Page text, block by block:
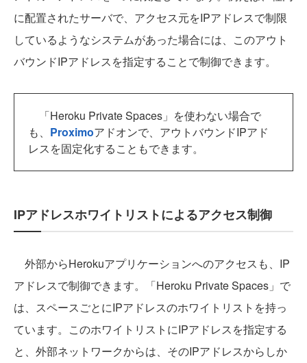
に配置されたサーバで、アクセス元をIPアドレスで制限
しているようなシステムがあった場合には、このアウト
バウンドIPアドレスを指定することで制御できます。
「Heroku Private Spaces」を使わない場合で
も、 Proximoアドオンで、アウトバウンドIPアド
レスを固定化することもできます。
IPアドレスホワイトリストによるアクセス制御
外部からHerokuアプリケーションへのアクセスも、IP
アドレスで制御できます。「Heroku Private Spaces」で
は、スペースごとにIPアドレスのホワイトリストを持っ
ています。このホワイトリストにIPアドレスを指定する
と、外部ネットワークからは、そのIPアドレスからしか